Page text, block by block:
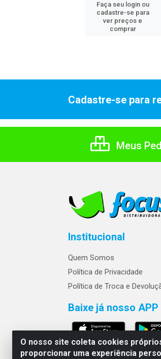
Faça seu login ou
cadastre-se para
ver preços e
comprar
O nosso site coleta cookies
proporcionar uma experiência
Cadastre-se para
Meus
Institucional
Quem Somos
Política de Privacidade
Política de Troca e
Baixe já nosso APP